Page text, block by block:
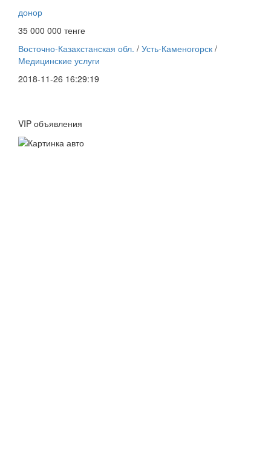
донор
35 000 000 тенге
Восточно-Казахстанская обл. / Усть-Каменогорск /
Медицинские услуги
2018-11-26 16:29:19
VIP объявления